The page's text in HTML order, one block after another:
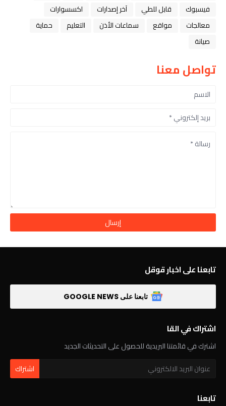
فيسبوك
قابل للطي آخر إصدارات
اكسسوارات
معالجات
مواقع سماعات الأذن التعليم
حماية
صيانة
تواصل معنا
تابعنا على اخبار قوقل
تابعنا على GOOGLE NEWS
اشتراك في القا
اشترك في قائمتنا البريدية للحصول على التحديثات الجديد
تابعنا